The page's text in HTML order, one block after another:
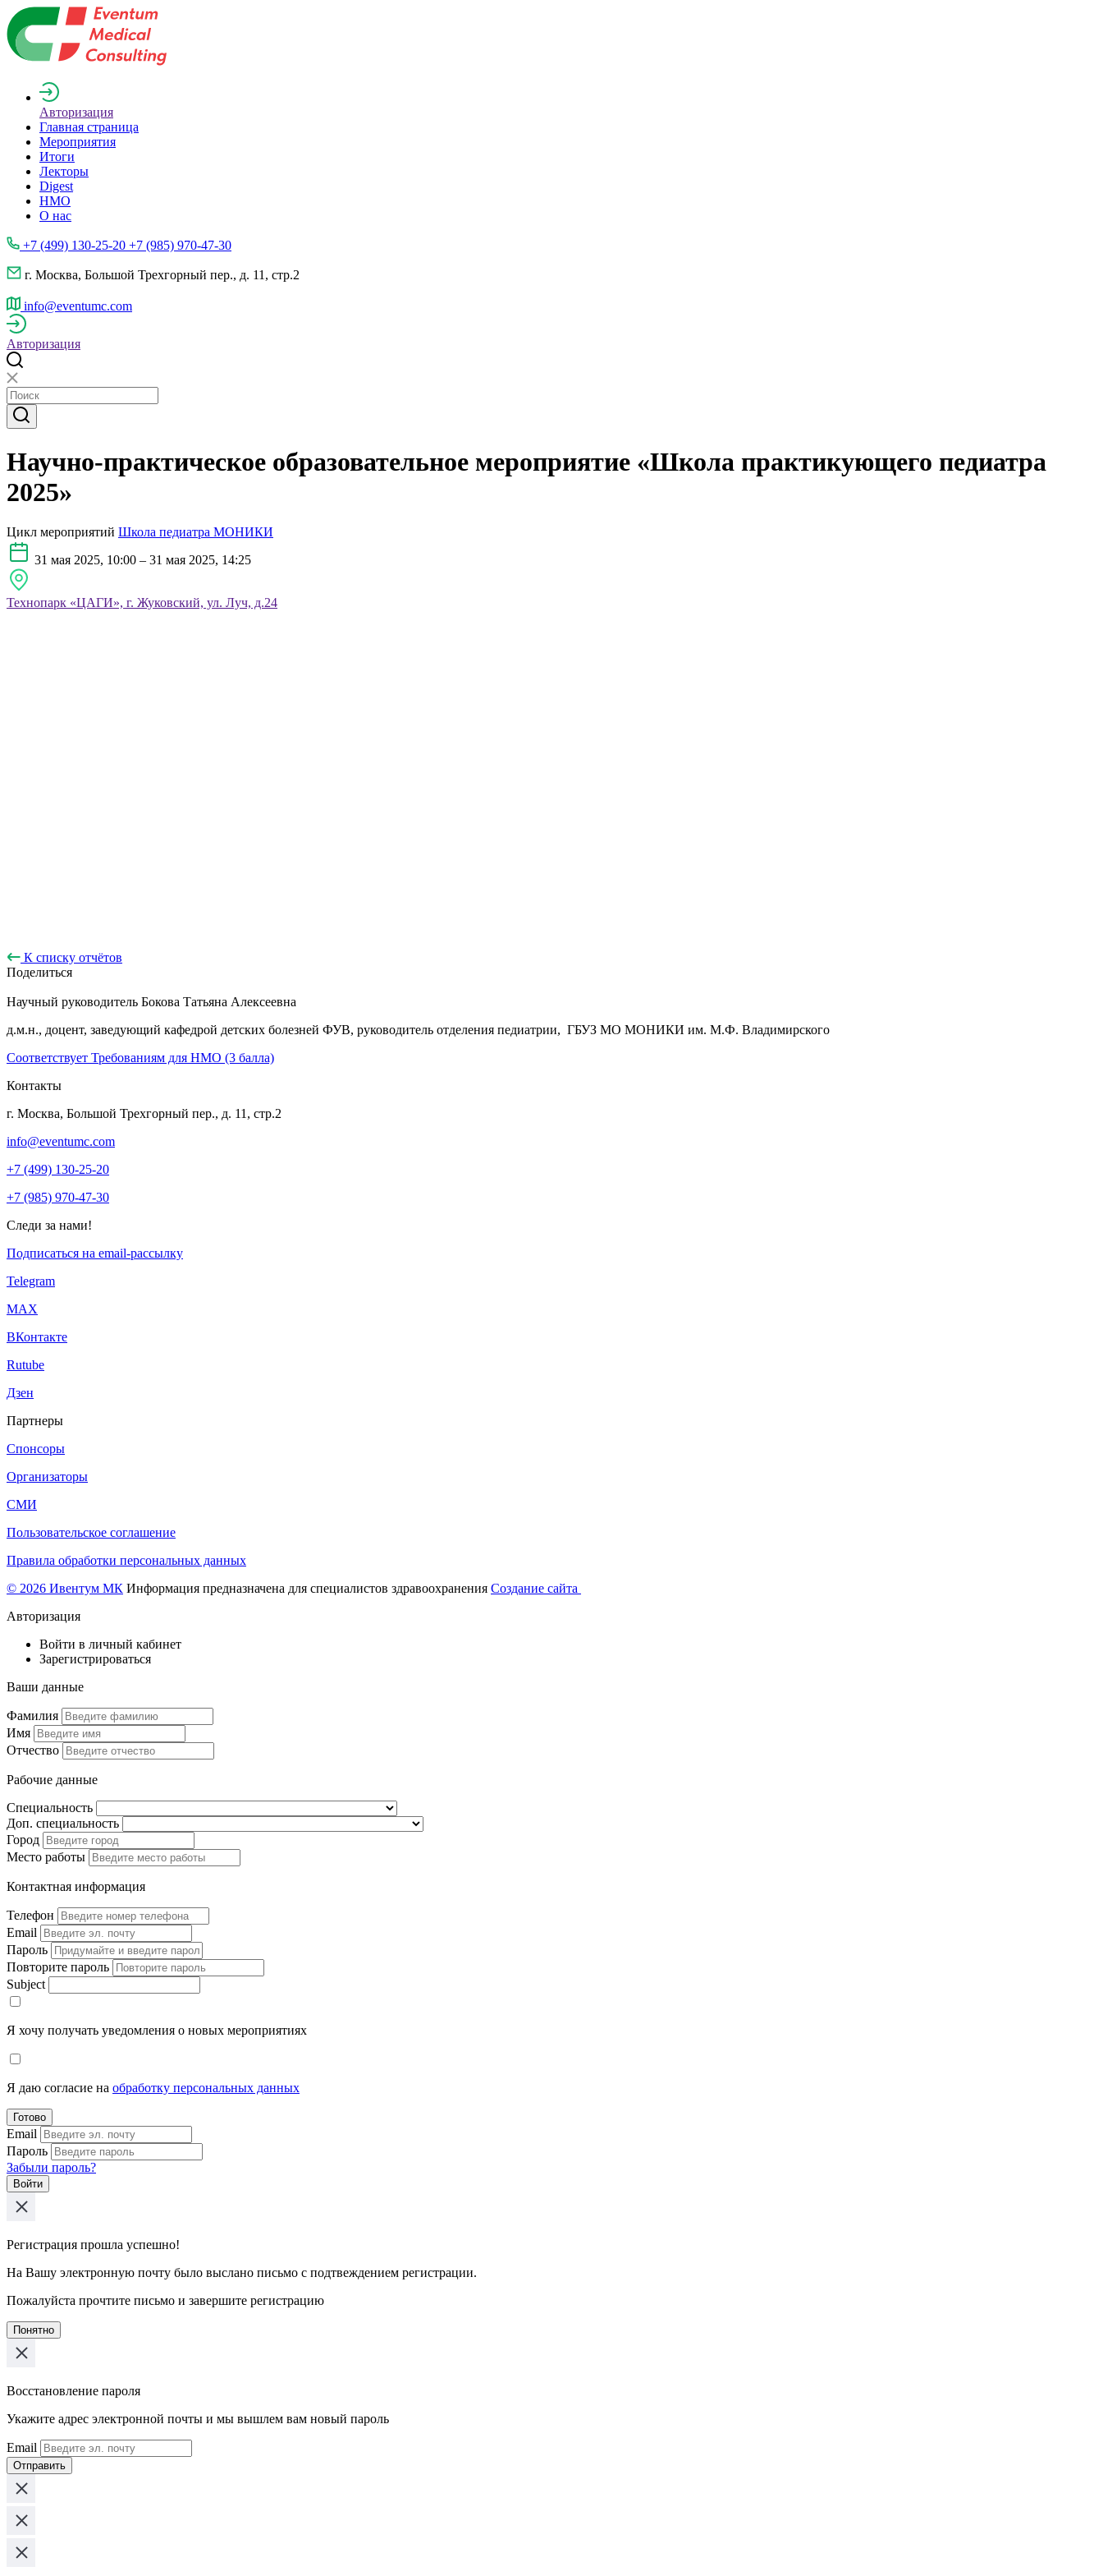
Авторизация
Главная страница
Мероприятия
Итоги
Лекторы
Digest
НМО
О нас
+7 (499) 130-25-20 +7 (985) 970-47-30
г. Москва, Большой Трехгорный пер., д. 11, стр.2
info@eventumc.com
Авторизация
Научно-практическое образовательное мероприятие «Школа практикующего педиатра
2025»
Цикл мероприятий Школа педиатра МОНИКИ
31 мая 2025, 10:00 – 31 мая 2025, 14:25
Технопарк «ЦАГИ», г. Жуковский, ул. Луч, д.24
К списку отчётов
Поделиться
Научный руководитель Бокова Татьяна Алексеевна
д.м.н., доцент, заведующий кафедрой детских болезней ФУВ, руководитель отделения педиатрии, ГБУЗ МО МОНИКИ им. М.Ф. Владимирского
Соответствует Требованиям для НМО (3 балла)
Контакты
г. Москва, Большой Трехгорный пер., д. 11, стр.2
info@eventumc.com
+7 (499) 130-25-20
+7 (985) 970-47-30
Следи за нами!
Подписаться на email-рассылку
Telegram
МАХ
ВКонтакте
Rutube
Дзен
Партнеры
Спонсоры
Организаторы
СМИ
Пользовательское соглашение
Правила обработки персональных данных
© 2026 Ивентум МК Информация предназначена для специалистов здравоохранения Создание сайта
Авторизация
Войти в личный кабинет
Зарегистрироваться
Ваши данные
Фамилия
Имя
Отчество
Рабочие данные
Специальность
Доп. специальность
Город
Место работы
Контактная информация
Телефон
Email
Пароль
Повторите пароль
Subject
Я хочу получать уведомления о новых мероприятиях
Я даю согласие на обработку персональных данных
Готово
Email
Пароль
Забыли пароль?
Войти
Регистрация прошла успешно!
На Вашу электронную почту было выслано письмо с подтвеждением регистрации.
Пожалуйста прочтите письмо и завершите регистрацию
Понятно
Восстановление пароля
Укажите адрес электронной почты и мы вышлем вам новый пароль
Email
Отправить